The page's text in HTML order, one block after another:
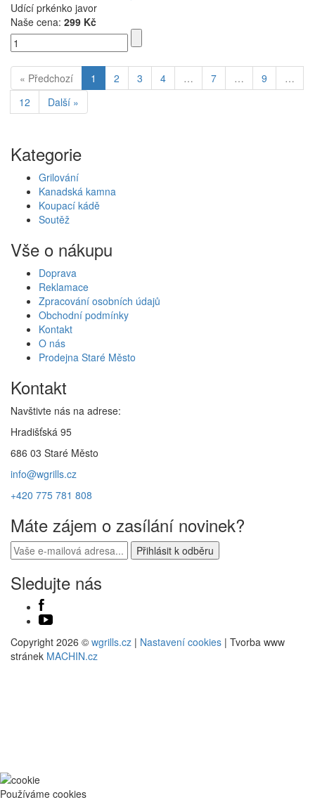
Udící prkénko javor
Naše cena: 299 Kč
« Předchozí 1 2 3 4 … 7 … 9
…
12
Další »
Kategorie
Grilování
Kanadská kamna
Koupací kádě
Soutěž
Vše o nákupu
Doprava
Reklamace
Zpracování osobních údajů
Obchodní podmínky
Kontakt
O nás
Prodejna Staré Město
Kontakt
Navštivte nás na adrese:
Hradišťská 95
686 03 Staré Město
info@wgrills.cz
+420 775 781 808
Máte zájem o zasílání novinek?
Sledujte nás
Copyright 2026 © wgrills.cz | Nastavení cookies | Tvorba www
stránek MACHIN.cz
Používáme cookies